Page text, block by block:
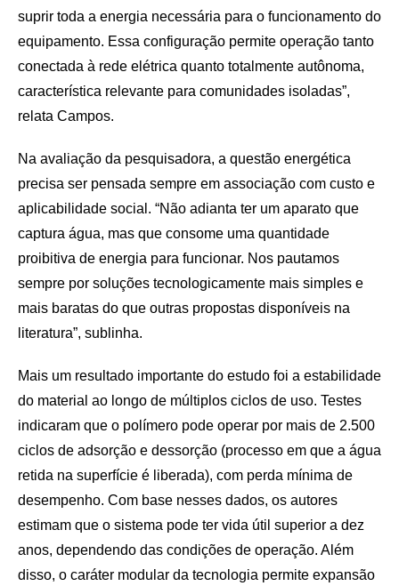
suprir toda a energia necessária para o funcionamento do
equipamento. Essa configuração permite operação tanto
conectada à rede elétrica quanto totalmente autônoma,
característica relevante para comunidades isoladas”,
relata Campos.
Na avaliação da pesquisadora, a questão energética
precisa ser pensada sempre em associação com custo e
aplicabilidade social. “Não adianta ter um aparato que
captura água, mas que consome uma quantidade
proibitiva de energia para funcionar. Nos pautamos
sempre por soluções tecnologicamente mais simples e
mais baratas do que outras propostas disponíveis na
literatura”, sublinha.
Mais um resultado importante do estudo foi a estabilidade
do material ao longo de múltiplos ciclos de uso. Testes
indicaram que o polímero pode operar por mais de 2.500
ciclos de adsorção e dessorção (processo em que a água
retida na superfície é liberada), com perda mínima de
desempenho. Com base nesses dados, os autores
estimam que o sistema pode ter vida útil superior a dez
anos, dependendo das condições de operação. Além
disso, o caráter modular da tecnologia permite expansão